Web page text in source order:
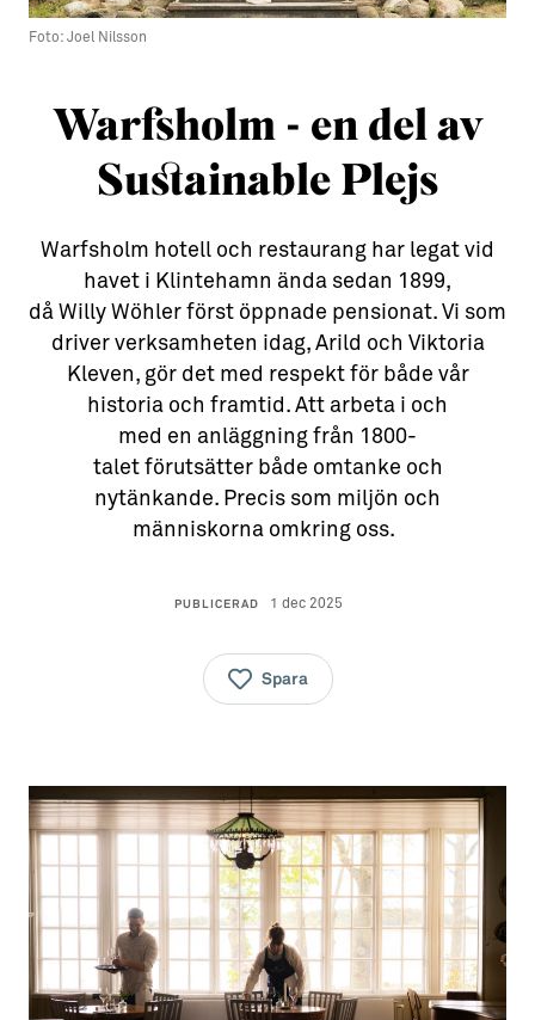
Aktiviteter
Möten & kongresser
Hansestaden världsarv
Almedalsveckan
Medeltidsveckan
Visby Centrum
→ Gutamål och gotländska
→ Hyra bostad
→ Köpa bostad
Allt om livet på Ön
→ Föreningsliv
→ Tonårsliv
Barn & Familj
Foto: Joel Nilsson
Warfsholm - en del av
Sustainable Plejs
Warfsholm hotell och restaurang har legat vid
havet i Klintehamn ända sedan 1899,
då Willy Wöhler först öppnade pensionat. Vi som
driver verksamheten idag, Arild och Viktoria
Kleven, gör det med respekt för både vår
historia och framtid. Att arbeta i och
med en anläggning från 1800-
talet förutsätter både omtanke och
nytänkande. Precis som miljön och
människorna omkring oss.
PUBLICERAD 1 dec 2025
Spara